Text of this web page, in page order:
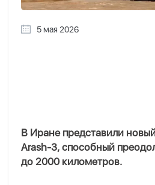
5 мая 2026
В Иране представили
Arash-3, способный
до 2000 километров.